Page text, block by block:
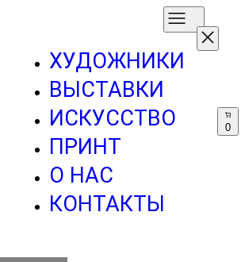
ХУДОЖНИКИ
ВЫСТАВКИ
ИСКУССТВО
ПРИНТ
О НАС
КОНТАКТЫ
0